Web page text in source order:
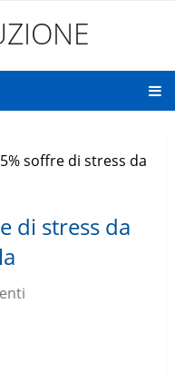
soffre di stress da
di stress da